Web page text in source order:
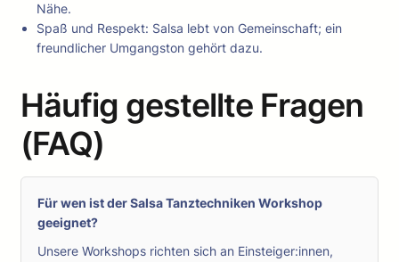
Nähe.
Spaß und Respekt: Salsa lebt von Gemeinschaft; ein
freundlicher Umgangston gehört dazu.
Häufig gestellte Fragen
(FAQ)
Für wen ist der Salsa Tanztechniken Workshop
geeignet?
Unsere Workshops richten sich an Einsteiger:innen,